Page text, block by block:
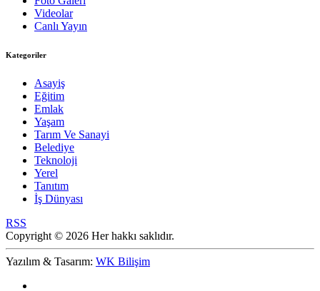
Videolar
Canlı Yayın
Kategoriler
Asayiş
Eğitim
Emlak
Yaşam
Tarım Ve Sanayi
Belediye
Teknoloji
Yerel
Tanıtım
İş Dünyası
RSS
Copyright © 2026 Her hakkı saklıdır.
Yazılım & Tasarım: WK Bilişim